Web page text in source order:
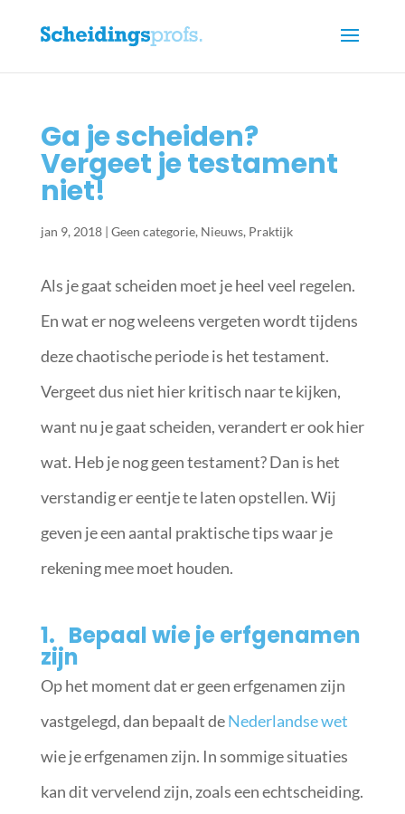
Ga je scheiden?
Vergeet je testament
niet!
jan 9, 2018| Geen categorie, Nieuws, Praktijk
Als je gaat scheiden moet je heel veel regelen.
En wat er nog weleens vergeten wordt tijdens
deze chaotische periode is het testament.
Vergeet dus niet hier kritisch naar te kijken,
want nu je gaat scheiden, verandert er ook hier
wat. Heb je nog geen testament? Dan is het
verstandig er eentje te laten opstellen. Wij
geven je een aantal praktische tips waar je
rekening mee moet houden.
1. Bepaal wie je erfgenamen
zijn
Op het moment dat er geen erfgenamen zijn
vastgelegd, dan bepaalt deNederlandse wet
wie je erfgenamen zijn. In sommige situaties
kan dit vervelend zijn, zoals een echtscheiding.